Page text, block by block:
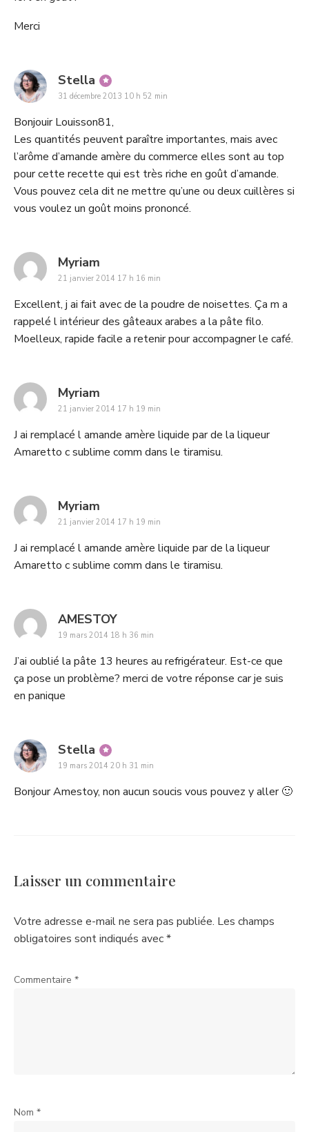
Merci
Stella says:
31 décembre 2013 10 h 52 min
Bonjouir Louisson81,
Les quantités peuvent paraître importantes, mais avec
l’arôme d’amande amère du commerce elles sont au top
pour cette recette qui est très riche en goût d’amande.
Vous pouvez cela dit ne mettre qu’une ou deux cuillères si
vous voulez un goût moins prononcé.
Myriam
21 janvier 2014 17 h 16 min
Excellent, j ai fait avec de la poudre de noisettes. Ça m a
rappelé l intérieur des gâteaux arabes a la pâte filo.
Moelleux, rapide facile a retenir pour accompagner le café.
Myriam
21 janvier 2014 17 h 19 min
J ai remplacé l amande amère liquide par de la liqueur
Amaretto c sublime comm dans le tiramisu.
Myriam
21 janvier 2014 17 h 19 min
J ai remplacé l amande amère liquide par de la liqueur
Amaretto c sublime comm dans le tiramisu.
AMESTOYsays:
19 mars 2014 18 h 36 min
J’ai oublié la pâte 13 heures au refrigérateur. Est-ce que
ça pose un problème? merci de votre réponse car je suis
en panique
Stella says:
19 mars 2014 20 h 31 min
Bonjour Amestoy, non aucun soucis vous pouvez y aller 🙂
Laisser un commentaire
Votre adresse e-mail ne sera pas publiée. Les champs
obligatoires sont indiqués avec*
Commentaire *
Nom *